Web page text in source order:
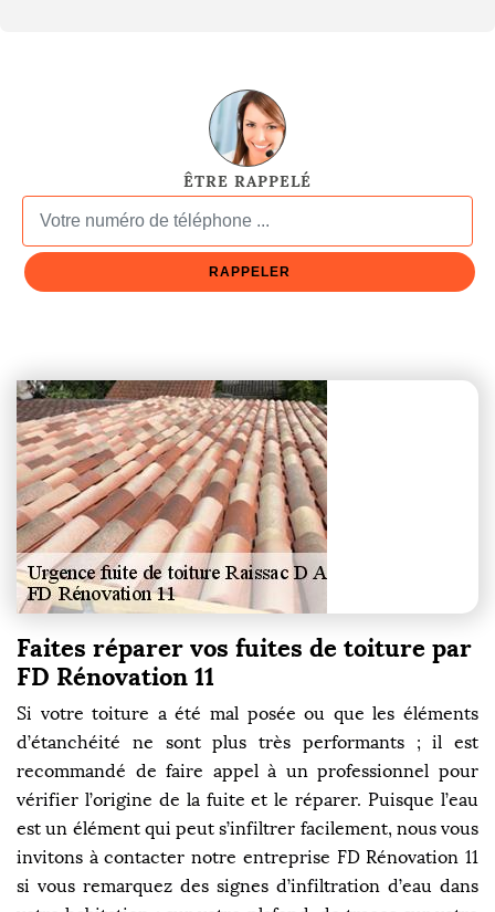
ÊTRE RAPPELÉ
Faites réparer vos fuites de toiture par
FD Rénovation 11
Si votre toiture a été mal posée ou que les éléments
d’étanchéité ne sont plus très performants ; il est
recommandé de faire appel à un professionnel pour
vérifier l’origine de la fuite et le réparer. Puisque l’eau
est un élément qui peut s’infiltrer facilement, nous vous
invitons à contacter notre entreprise FD Rénovation 11
si vous remarquez des signes d’infiltration d’eau dans